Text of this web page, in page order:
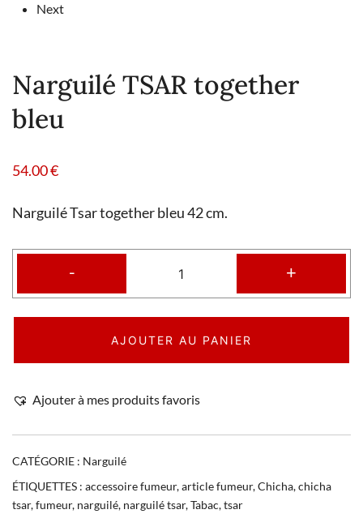
Next
Narguilé TSAR together
bleu
54.00€
Narguilé Tsar together bleu 42 cm.
- +
AJOUTER AU PANIER
Ajouter à mes produits favoris
CATÉGORIE : Narguilé
ÉTIQUETTES : accessoire fumeur,article fumeur,Chicha,chicha
tsar,fumeur, narguilé, narguilé tsar,Tabac,tsar